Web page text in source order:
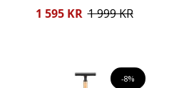
Reducerat
1 595 KR 1 999 KR
-8%